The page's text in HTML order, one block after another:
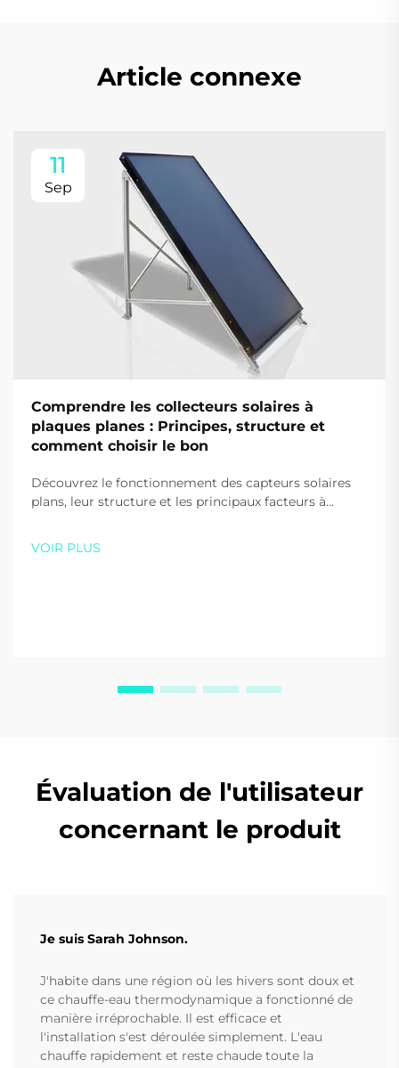
Article connexe
11
Sep
Comprendre les collecteurs solaires à
plaques planes : Principes, structure et
comment choisir le bon
Découvrez le fonctionnement des capteurs solaires
plans, leur structure et les principaux facteurs à
les économies — téléchargez gratuitement notre
VOIR PLUS
Évaluation de l'utilisateur
concernant le produit
Je suis Sarah Johnson.
J'habite dans une région où les hivers sont doux et
ce chauffe-eau thermodynamique a fonctionné de
manière irréprochable. Il est efficace et
l'installation s'est déroulée simplement. L'eau
chauffe rapidement et reste chaude toute la